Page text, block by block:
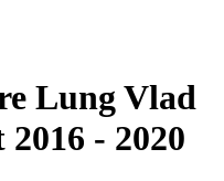
Lung Vlad
- 2020